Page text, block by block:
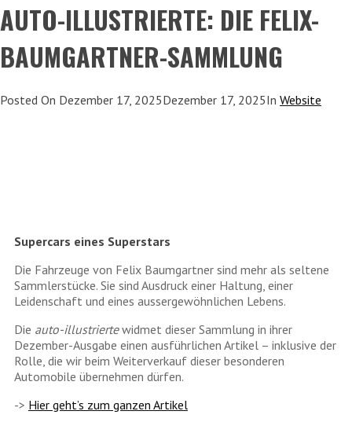
enter
AUTO-ILLUSTRIERTE: DIE FELIX-
BAUMGARTNER-SAMMLUNG
Posted On Dezember 17, 2025Dezember 17, 2025In Website
Supercars eines Superstars
Die Fahrzeuge von Felix Baumgartner sind mehr als seltene
Sammlerstücke. Sie sind Ausdruck einer Haltung, einer
Leidenschaft und eines aussergewöhnlichen Lebens.
Die auto-illustriertewidmet dieser Sammlung in ihrer
Dezember-Ausgabe einen ausführlichen Artikel – inklusive der
Rolle, die wir beim Weiterverkauf dieser besonderen
Automobile übernehmen dürfen.
-> Hier geht’s zum ganzen Artikel